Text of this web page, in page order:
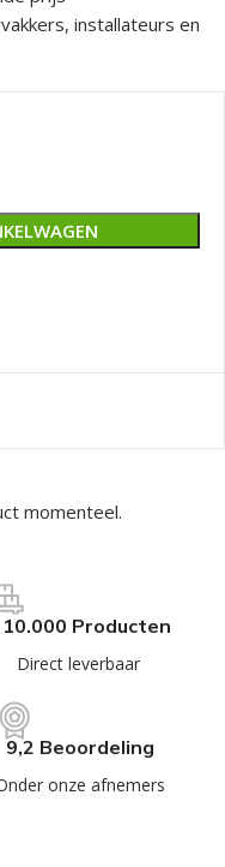
installateurs en
momenteel.
10.000 Producten
Direct leverbaar
9,2 Beoordeling
onze afnemers